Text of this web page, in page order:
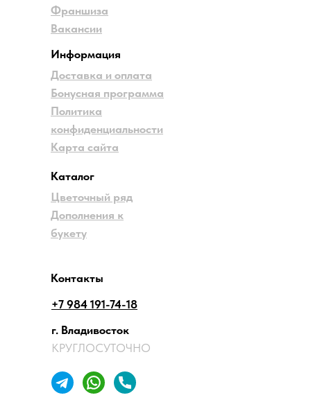
Франшиза
Вакансии
Информация
Доставка и оплата
Бонусная программа
Политика
конфиденциальности
Карта сайта
Контакты
г. Владивосток
КРУГЛОСУТОЧНО
+7 984 191-74-18
Каталог
Цветочный ряд
Дополнения к
букету